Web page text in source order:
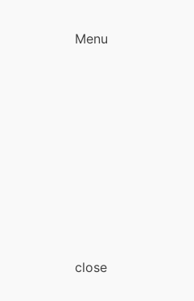
Menu
close